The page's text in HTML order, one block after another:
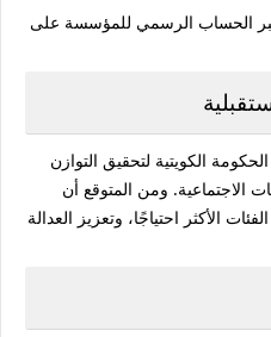
الحساب الرسمي للمؤسسة على
الكويتية لتحقيق التوازن
الاجتماعية. ومن المتوقع أن
الأكثر احتياجًا، وتعزيز العدالة